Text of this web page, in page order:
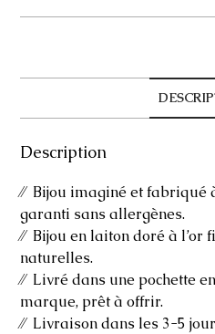
Description
⁄⁄ Bijou imaginé et
garanti sans allergènes.
⁄⁄ Bijou en laiton doré à
naturelles.
⁄⁄ Livré dans une pochette
marque, prêt à offrir.
⁄⁄ Livraison dans les 3-5